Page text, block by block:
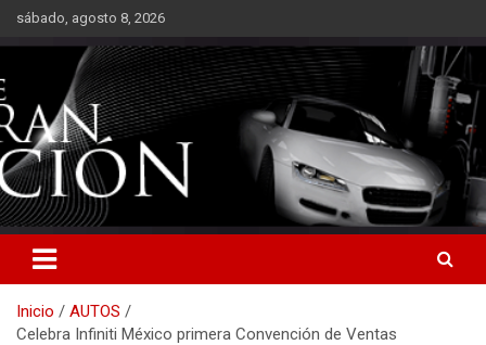
Saltarsábado, agosto 8, 2026
Inicio
AUTOS
Celebra Infiniti México primera Convención de Ventas